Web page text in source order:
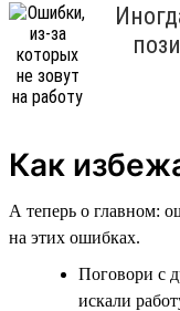
Как
А теперь о главном:
на этих ошибках.
Поговори с
искали